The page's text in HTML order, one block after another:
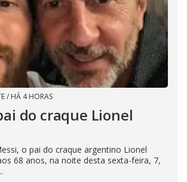
/ HÁ 4 HORAS
do craque Lionel
o pai do craque argentino Lionel
68 anos, na noite desta sexta-feira, 7,